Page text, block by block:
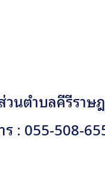
วนตำบลคีรีรา
ร : 055-508-